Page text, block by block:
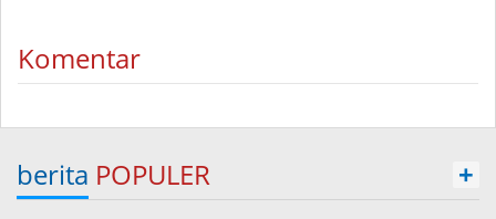
Komentar
berita POPULER +